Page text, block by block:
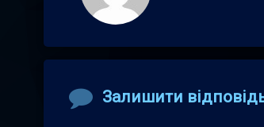
Comments
Залишити